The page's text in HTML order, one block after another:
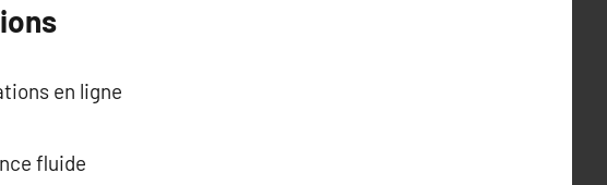
en ligne
fluide